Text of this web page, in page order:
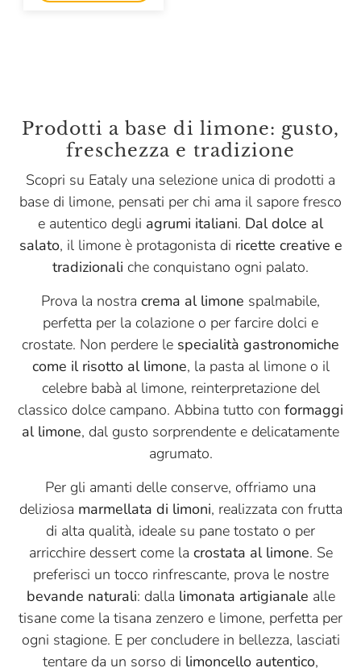
Prodotti a base di limone: gusto,
freschezza e tradizione
Scopri su Eataly una selezione unica di prodotti a
base di limone, pensati per chi ama il sapore fresco
e autentico degli agrumi italiani. Dal dolce al
salato, il limone è protagonista di ricette creative e
tradizionali che conquistano ogni palato.
Prova la nostra crema al limone spalmabile,
perfetta per la colazione o per farcire dolci e
crostate. Non perdere le specialità gastronomiche
come il risotto al limone, la pasta al limone o il
celebre babà al limone, reinterpretazione del
classico dolce campano. Abbina tutto con formaggi
al limone, dal gusto sorprendente e delicatamente
agrumato.
Per gli amanti delle conserve, offriamo una
deliziosa marmellata di limoni, realizzata con frutta
di alta qualità, ideale su pane tostato o per
arricchire dessert come la crostata al limone. Se
preferisci un tocco rinfrescante, prova le nostre
bevande naturali: dalla limonata artigianale alle
tisane come la tisana zenzero e limone, perfetta per
ogni stagione. E per concludere in bellezza, lasciati
tentare da un sorso di limoncello autentico,